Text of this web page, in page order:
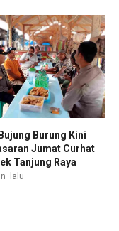
Burung Kini
Jumat Curhat
Tanjung Raya
lalu